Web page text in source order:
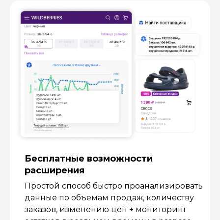
Бесплатные возмож­ности
расширения
Простой способ быстро проанализировать
данные по объемам продаж, количеству
заказов, изменению цен + мониторинг